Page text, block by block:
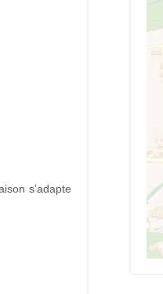
s’adapte